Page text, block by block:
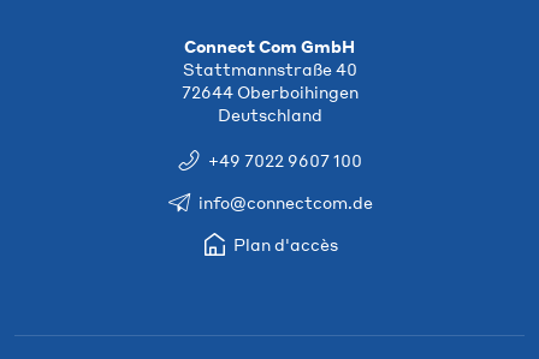
Connect Com GmbH
Stattmannstraße 40
72644 Oberboihingen
Deutschland
+49 7022 9607 100
info@connectcom.de
Plan d'accès